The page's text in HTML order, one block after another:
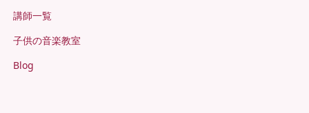
講師一覧
子供の音楽教室
Blog